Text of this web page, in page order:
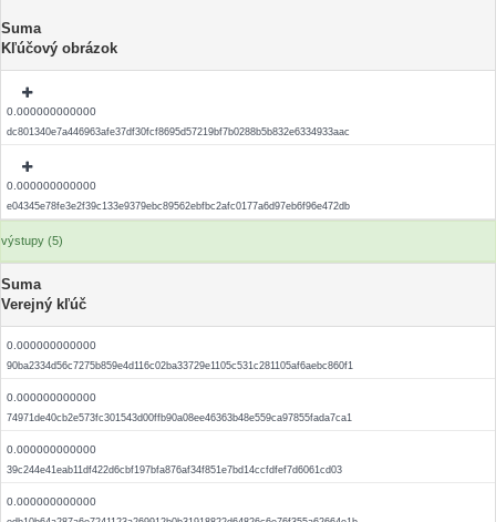
Suma
Kľúčový obrázok
0.000000000000
dc801340e7a446963afe37df30fcf8695d57219bf7b0288b5b832e6334933aac
0.000000000000
e04345e78fe3e2f39c133e9379ebc89562ebfbc2afc0177a6d97eb6f96e472db
výstupy (5)
Suma
Verejný kľúč
0.000000000000
90ba2334d56c7275b859e4d116c02ba33729e1105c531c281105af6aebc860f1
0.000000000000
74971de40cb2e573fc301543d00ffb90a08ee46363b48e559ca97855fada7ca1
0.000000000000
39c244e41eab11df422d6cbf197bfa876af34f851e7bd14ccfdfef7d6061cd03
0.000000000000